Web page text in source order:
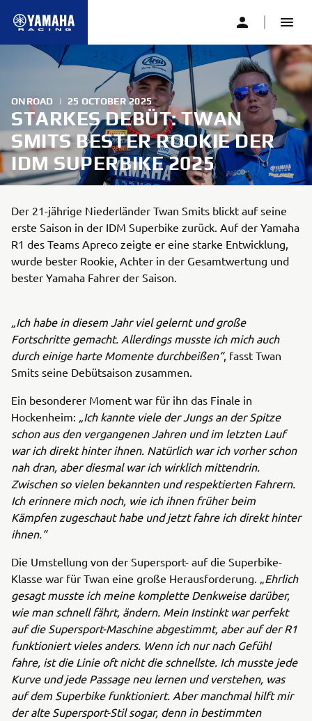
ONROAD | 25 OCTOBER 2025
STARKES DEBÜT: TWAN
SMITS BESTER ROOKIE DER
IDM SUPERBIKE 2025
Der 21-jährige Niederländer Twan Smits blickt auf seine
erste Saison in der IDM Superbike zurück. Auf der Yamaha
R1 des Teams Apreco zeigte er eine starke Entwicklung,
wurde bester Rookie, Achter in der Gesamtwertung und
bester Yamaha Fahrer der Saison.
„Ich habe in diesem Jahr viel gelernt und große
Fortschritte gemacht. Allerdings musste ich mich auch
durch einige harte Momente durchbeißen“, fasst Twan
Smits seine Debütsaison zusammen.
Ein besonderer Moment war für ihn das Finale in
Hockenheim: „Ich kannte viele der Jungs an der Spitze
schon aus den vergangenen Jahren und im letzten Lauf
war ich direkt hinter ihnen. Natürlich war ich vorher schon
nah dran, aber diesmal war ich wirklich mittendrin.
Zwischen so vielen bekannten und respektierten Fahrern.
Ich erinnere mich noch, wie ich ihnen früher beim
Kämpfen zugeschaut habe und jetzt fahre ich direkt hinter
ihnen.“
Die Umstellung von der Supersport- auf die Superbike-
Klasse war für Twan eine große Herausforderung. „Ehrlich
gesagt musste ich meine komplette Denkweise darüber,
wie man schnell fährt, ändern. Mein Instinkt war perfekt
auf die Supersport-Maschine abgestimmt, aber auf der R1
funktioniert vieles anders. Wenn ich nur nach Gefühl
fahre, ist die Linie oft nicht die schnellste. Ich musste jede
Kurve und jede Passage neu lernen und verstehen, was
auf dem Superbike funktioniert. Aber manchmal hilft mir
der alte Supersport-Stil sogar, denn in bestimmten